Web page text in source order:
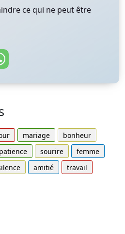
ce qui ne peut être
mariage
bonheur
patience sourire
femme
amitié
travail